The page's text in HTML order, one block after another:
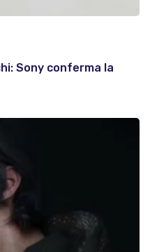
Sony conferma la